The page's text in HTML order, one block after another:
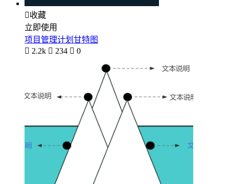
收藏
立即使用
项目管理计划甘特图
 2.2k  234  0